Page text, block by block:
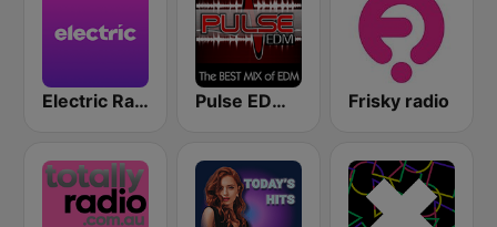
Electric Radio Pulse EDM Dance Music Frisky radio